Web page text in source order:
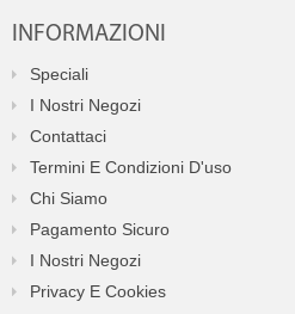
INFORMAZIONI
Speciali
I Nostri Negozi
Contattaci
Termini E Condizioni D'uso
Chi Siamo
Pagamento Sicuro
I Nostri Negozi
Privacy E Cookies